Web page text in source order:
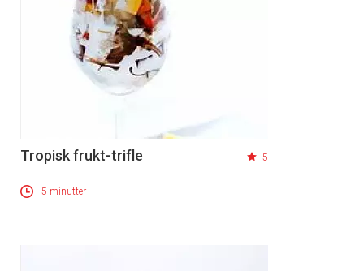
Tropisk frukt-trifle 5
5 minutter